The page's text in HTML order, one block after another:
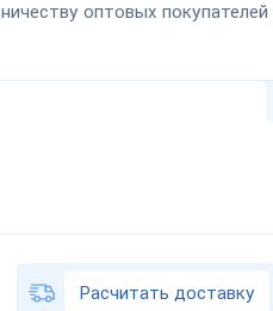
оптовых покупателей
Расчитать доставку